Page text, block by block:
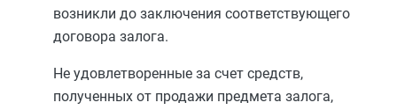
возникли до заключения соответствующего
договора залога.
Не удовлетворенные за счет средств,
полученных от продажи предмета залога,